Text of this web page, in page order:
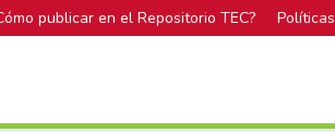
publicar en el Repositorio TEC? Políticas